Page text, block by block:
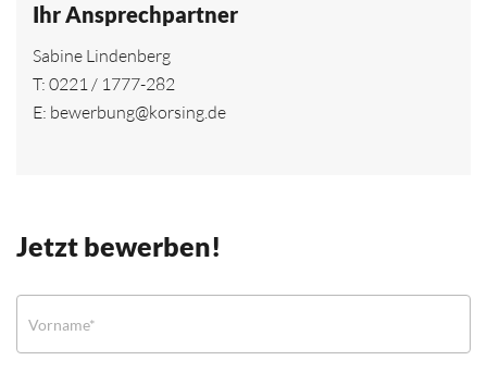
Ihr Ansprechpartner
Sabine Lindenberg
T: 0221 / 1777-282
E: bewerbung@korsing.de
Jetzt bewerben!